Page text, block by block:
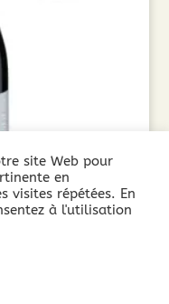
(75cl)
site Web pour
en
visites répétées. En
à l'utilisation